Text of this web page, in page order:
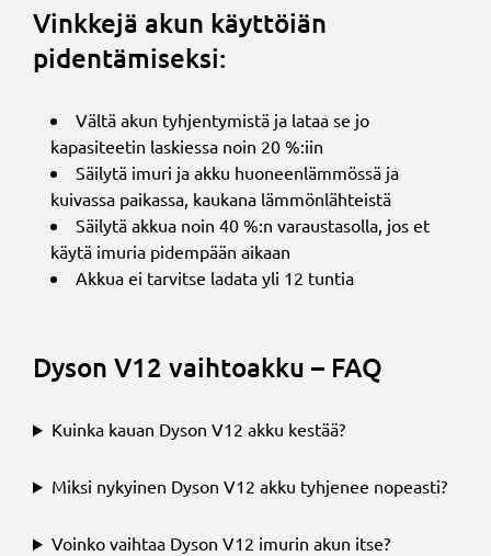
Vinkkejä akun käyttöiän
pidentämiseksi:
Vältä akun tyhjentymistä ja lataa se jo
kapasiteetin laskiessa noin 20 %:iin
Säilytä imuri ja akku huoneenlämmössä ja
kuivassa paikassa, kaukana lämmönlähteistä
Säilytä akkua noin 40 %:n varaustasolla, jos et
käytä imuria pidempään aikaan
Akkua ei tarvitse ladata yli 12 tuntia
Dyson V12 vaihtoakku – FAQ
Kuinka kauan Dyson V12 akku kestää?
Miksi nykyinen Dyson V12 akku tyhjenee nopeasti?
Voinko vaihtaa Dyson V12 imurin akun itse?